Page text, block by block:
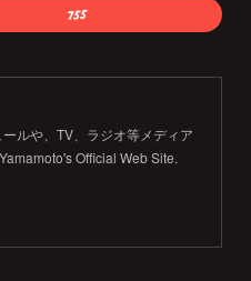
ルや、TV、ラジオ等メディア
Official Web Site.